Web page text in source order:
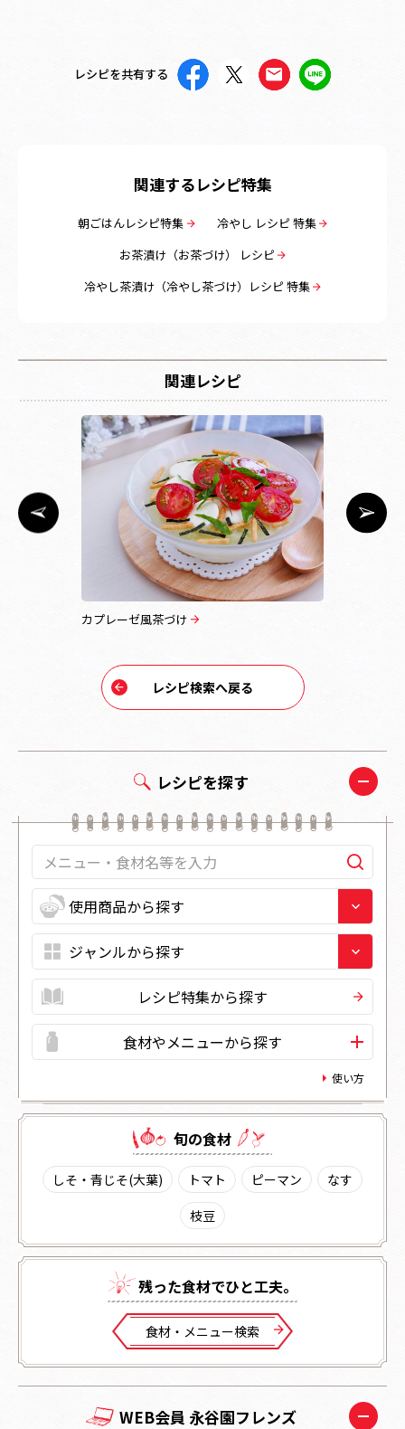
レシピを探す
レシピ特集から探す
食材やメニューから探す
使い方
旬の⾷材
しそ・青じそ(大葉) トマト ピーマン
なす
枝豆
残った⾷材でひと⼯夫。
⾷材・メニュー検索
WEB会員 永谷園フレンズ
レシピを共有する
関連するレシピ特集
朝ごはんレシピ特集
冷やし レシピ 特集
お茶漬け（お茶づけ） レシピ
冷やし茶漬け（冷やし茶づけ）レシピ 特集
関連レシピ
カプレーゼ風茶づけ
レシピ検索へ戻る